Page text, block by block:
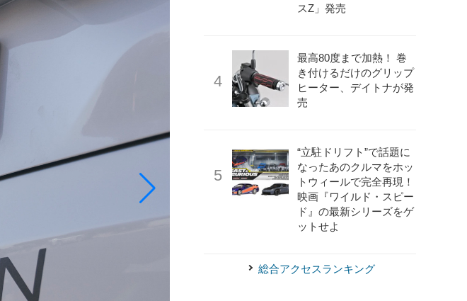
BMW iX5 ハイドロジェン
スZ」発売
最高80度まで加熱！ 巻
き付けるだけのグリップ
ヒーター、デイトナが発
売
“立駐ドリフト”で話題に
なったあのクルマをホッ
トウィールで完全再現！
映画『ワイルド・スピー
ド』の最新シリーズをゲ
ットせよ
総合アクセスランキング